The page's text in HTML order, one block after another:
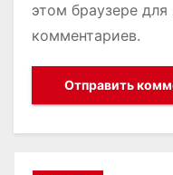
этом браузере
комментариев.